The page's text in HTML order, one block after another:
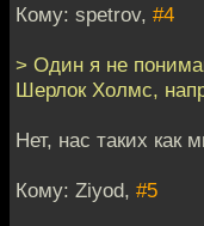
Кому: spetrov, #4
> Один я не
Шерлок Холмс,
Нет, нас таких как
Кому: Ziyod, #5